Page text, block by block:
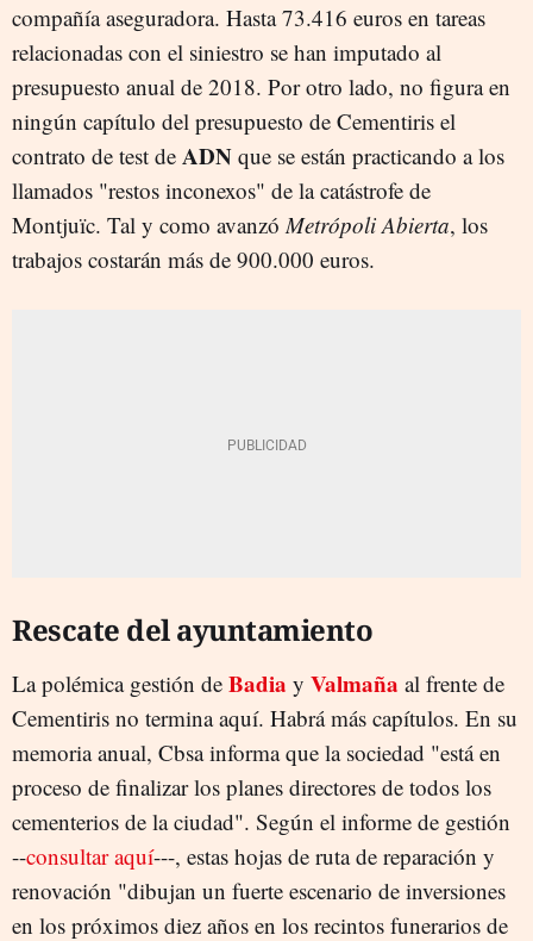
compañía aseguradora. Hasta 73.416 euros en tareas
relacionadas con el siniestro se han imputado al
presupuesto anual de 2018. Por otro lado, no figura en
ningún capítulo del presupuesto de Cementiris el
contrato de test de ADN que se están practicando a los
llamados "restos inconexos" de la catástrofe de
Montjuïc. Tal y como avanzó Metrópoli Abierta, los
trabajos costarán más de 900.000 euros.
Rescate del ayuntamiento
La polémica gestión de Badia y Valmaña al frente de
Cementiris no termina aquí. Habrá más capítulos. En su
memoria anual, Cbsa informa que la sociedad "está en
proceso de finalizar los planes directores de todos los
cementerios de la ciudad". Según el informe de gestión
--consultar aquí---, estas hojas de ruta de reparación y
renovación "dibujan un fuerte escenario de inversiones
en los próximos diez años en los recintos funerarios de